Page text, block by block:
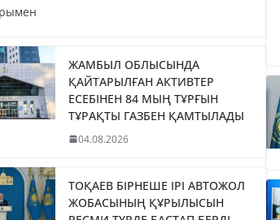
ЖАМБЫЛ ОБЛЫСЫНДА
ҚАЙТАРЫЛҒАН АКТИВТЕР
ЕСЕБІНЕН 84 МЫҢ ТҰРҒЫН
ТҰРАҚТЫ ГАЗБЕН ҚАМТЫЛАДЫ
04.08.2026
ТОҚАЕВ БІРНЕШЕ ІРІ АВТОЖОЛ
ЖОБАСЫНЫҢ ҚҰРЫЛЫСЫН